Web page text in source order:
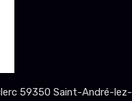
59350 Saint-André-lez-